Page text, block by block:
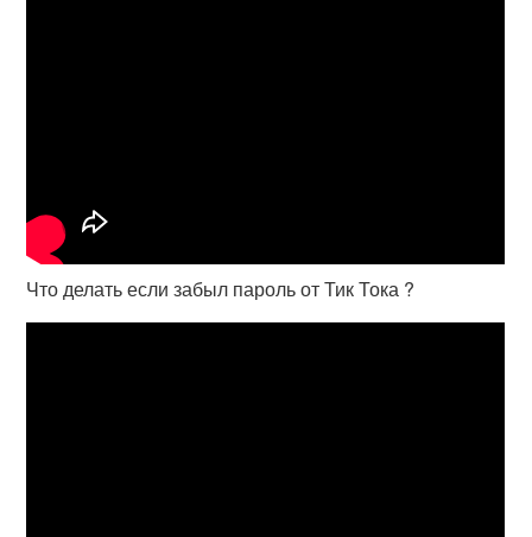
Что делать если забыл пароль от Тик Тока ?